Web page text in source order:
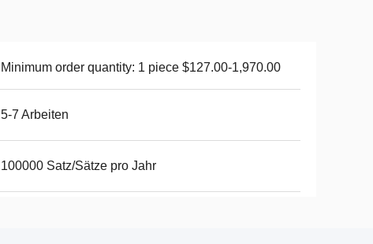
Minimum order quantity: 1 piece $127.00-1,970.00
5-7 Arbeiten
100000 Satz/Sätze pro Jahr